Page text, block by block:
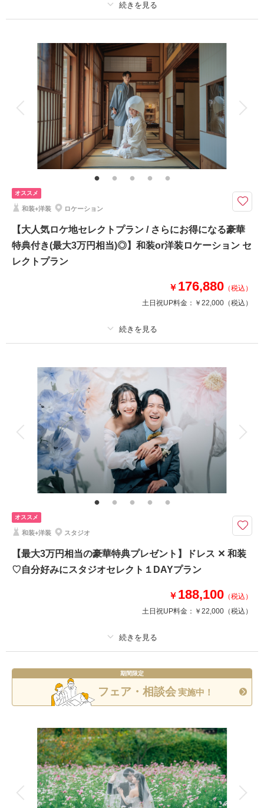
相談予約する
来店・オンライン
撮影日の空き
を確認する
撮影料 新婦衣装1着
ヘアメイク
アルバム データ 200 カット 台紙付写真
衣装追加 会食 挙式
家族と撮影 家族用衣装レンタル ペットと撮影
その他含むもの
出張料 / ヘアメイクアテンド / ライブレタッチ
気も、夕暮れのロマンチックな雰囲気もオススメ♡
10月末までの撮影のお客様はなんと！
ロケーションシーズンアップ料金22,000円が今なら無料！
さらに！9月末までの撮影のお客様はなんと！
選べる豪華特典のプレゼントもあり！
気候が安定しているベストシーズンの撮影がこんなにお得なのは今だけ♡
撮影場所： 稲毛海浜公園
相談予約する
来店・オンライン
撮影日の空き
オススメ
和装+洋装 ロケーション
【大人気ロケ地セレクトプラン / さらにお得になる豪華
特典付き(最大3万円相当)◎】和装or洋装ロケーション セ
レクトプラン
￥ 176,880 （税込）
土日祝UP料金： ￥22,000 （税込）
撮影料 新婦衣装1着 新郎衣装1着
着付け ヘアメイク 小物一式
アルバム データ 200 カット
衣装追加 会食 挙式
家族と撮影 家族用衣装レンタル ペットと撮影
その他含むもの
出張料 / ヘアメイクアテンド / ライブレタッチ
レタッチ付データ200枚♡ 稲毛海浜公園 / 旧神谷伝兵衛稲毛別荘 / ... 自由に
セレクトできるとっておきプラン
レトロな雰囲気が素敵な洋館や人気スポットの稲毛海浜公園、珍しいグラン
ェディングフォトをおふたりと共に」素敵な写真と思い出を残しましょう＾
＾！
相談予約する
来店・オンライン
撮影日の空き
オススメ
和装+洋装 スタジオ
【最大3万円相当の豪華特典プレゼント】ドレス ✕ 和装
♡自分好みにスタジオセレクト１DAYプラン
￥ 188,100 （税込）
土日祝UP料金： ￥22,000 （税込）
撮影料 新婦衣装2着 新郎衣装2着
着付け ヘアメイク 小物一式
衣装追加 会食 挙式
家族と撮影 家族用衣装レンタル ペットと撮影
その他含むもの
ヘアメイクアテンド / ライブレタッチ
期間限定
フェア・相談会 実施中！